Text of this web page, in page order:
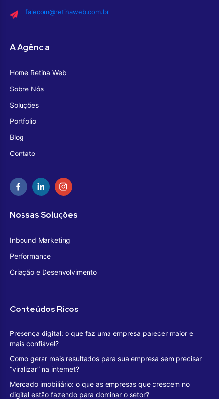
falecom@retinaweb.com.br
A Agência
Home Retina Web
Sobre Nós
Soluções
Portfolio
Blog
Contato
Nossas Soluções
Inbound Marketing
Performance
Criação e Desenvolvimento
Conteúdos Ricos
Presença digital: o que faz uma empresa parecer maior e
mais confiável?
Como gerar mais resultados para sua empresa sem precisar
“viralizar” na internet?
Mercado imobiliário: o que as empresas que crescem no
digital estão fazendo para dominar o setor?